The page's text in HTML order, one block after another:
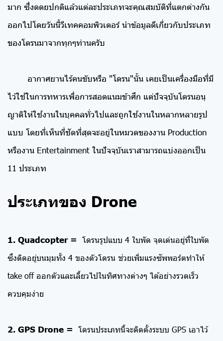
มาก ซึ่งดดยปกติแล้วแต่ละประเภทจะคุณสมบัติที่แตกต่างกัน
ออกไปโดยวันนี้วีเทคคอมพิวเตอร์ นำข้อมูลดีเกี่ยวกับประเภท
ของโดรนมาจากทุกๆท่านครับ
อากาศยานไร้คนขับหรือ "โดรน"นั้น เคยเป็นเครื่องมือที่มี
ไว้ใช้ในการทหารเพื่อการสอดแนมข้าศึก แต่ปัจจุบันโดรนอนุ
ญาติให้ใช้งานในบุคคลทั่วไปและถูกใช้งานในหลากหลายรูป
แบบ โดยที่เห็นที่ชัดที่สุดจะอยู่ในหมวดของงาน Production
หรืองาน Entertainment ในปัจจุบันเราสามารถแบ่งออกเป็น
11 ประเภท
ประเภทของ Drone
1. Quadcopter = โดรนรูปแบบ 4 ใบพัด จุดเด่นอยู่ที่ใบพัด
ซึ่งติดอยู่บนมุมทั้ง 4 ของตัวโดรน ช่วยเพิ่มแรงซัพพอร์ตทำให้
take off ออกตัวและเลี้ยวไปในทิศทางต่างๆ ได้อย่างรวดเร็ว
ควบคุมง่าย
2. GPS Drone = โดรนประเภทนี้จะติดตั้งระบบ GPS เอาไว้